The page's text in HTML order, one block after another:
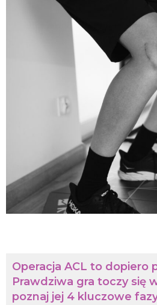
Operacja ACL to dopiero
Prawdziwa gra toczy się
poznaj jej 4 kluczowe